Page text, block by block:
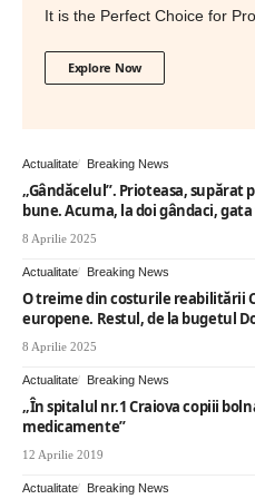
It is the Perfect Choice for
Explore Now
Actualitate Breaking News
„Gândăcelul”. Prioteasa, supărat
bune. Acuma, la doi gândaci,
8 Aprilie 2025
Actualitate Breaking News
O treime din costurile reabilitării
europene. Restul, de la bugetul
8 Aprilie 2025
Actualitate Breaking News
„În spitalul nr.1 Craiova copiii
medicamente”
12 Aprilie 2019
Actualitate Breaking News